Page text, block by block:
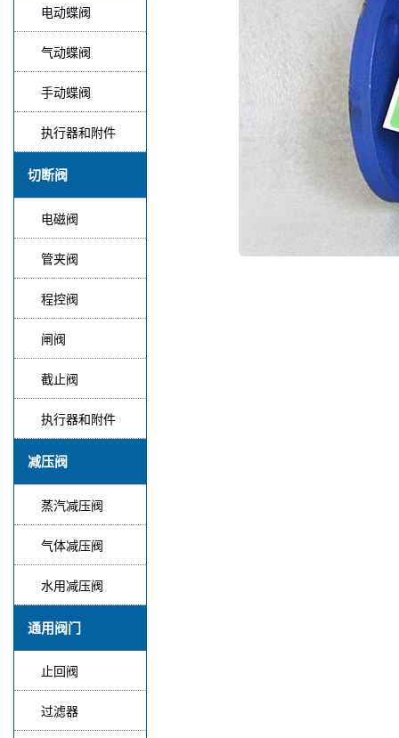
电动蝶阀
气动蝶阀
手动蝶阀
执行器和附件
切断阀
电磁阀
管夹阀
程控阀
闸阀
截止阀
执行器和附件
减压阀
蒸汽减压阀
气体减压阀
水用减压阀
通用阀门
止回阀
过滤器